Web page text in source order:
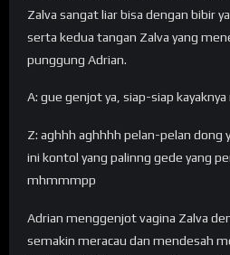
Zalva sangat liar bisa dengan bibir
serta kedua tangan Zalva yang
punggung Adrian.
A: gue genjot ya, siap-siap
Z: aghhh aghhhh pelan-pelan dong
ini kontol yang palinng gede yang
mhmmmpp
Adrian menggenjot vagina Zalva
semakin meracau dan mendesah